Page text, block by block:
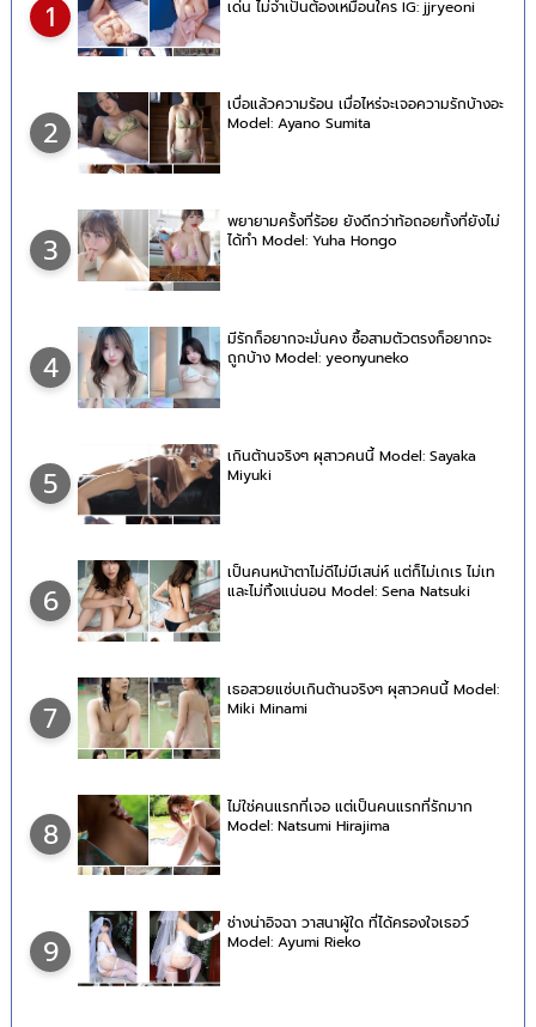
1
เด่น ไม่จำเป็นต้องเหมือนใคร IG: jjryeoni
2
เบื่อแล้วความร้อน เมื่อไหร่จะเจอความรักบ้างอะ
Model: Ayano Sumita
3
พยายามครั้งที่ร้อย ยังดีกว่าท้อถอยทั้งที่ยังไม่
ได้ทำ Model: Yuha Hongo
4
มีรักก็อยากจะมั่นคง ซื้อสามตัวตรงก็อยากจะ
ถูกบ้าง Model: yeonyuneko
5
เกินต้านจริงๆ ผุสาวคนนี้ Model: Sayaka
Miyuki
6
เป็นคนหน้าตาไม่ดีไม่มีเสน่ห์ แต่ก็ไม่เกเร ไม่เท
และไม่ทิ้งแน่นอน Model: Sena Natsuki
7
เธอสวยแซ่บเกินต้านจริงๆ ผุสาวคนนี้ Model:
Miki Minami
8
ไม่ใช่คนแรกที่เจอ แต่เป็นคนแรกที่รักมาก
Model: Natsumi Hirajima
9
ช่างน่าอิจฉา วาสนาผู้ใด ที่ได้ครองใจเธอว์
Model: Ayumi Rieko